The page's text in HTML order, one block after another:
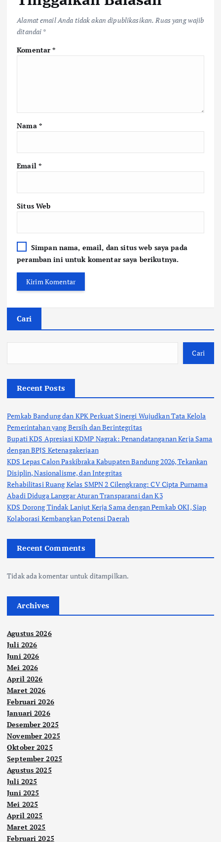
Alamat email Anda tidak akan dipublikasikan. Ruas yang wajib
ditandai *
Komentar*
Nama *
Email *
Situs Web
Simpan nama, email, dan situs web saya pada
peramban ini untuk komentar saya berikutnya.
Cari
Cari
Recent Posts
Pemkab Bandung dan KPK Perkuat Sinergi Wujudkan Tata Kelola
Pemerintahan yang Bersih dan Berintegritas
Bupati KDS Apresiasi KDMP Nagrak: Penandatanganan Kerja Sama
dengan BPJS Ketenagakerjaan
KDS Lepas Calon Paskibraka Kabupaten Bandung 2026, Tekankan
Disiplin, Nasionalisme, dan Integritas
Rehabilitasi Ruang Kelas SMPN 2 Cilengkrang: CV Cipta Purnama
Abadi Diduga Langgar Aturan Transparansi dan K3
KDS Dorong Tindak Lanjut Kerja Sama dengan Pemkab OKI, Siap
Kolaborasi Kembangkan Potensi Daerah
Recent Comments
Tidak ada komentar untuk ditampilkan.
Archives
Agustus 2026
Juli 2026
Juni 2026
Mei 2026
April 2026
Maret 2026
Februari 2026
Januari 2026
Desember 2025
November 2025
Oktober 2025
September 2025
Agustus 2025
Juli 2025
Juni 2025
Mei 2025
April 2025
Maret 2025
Februari 2025